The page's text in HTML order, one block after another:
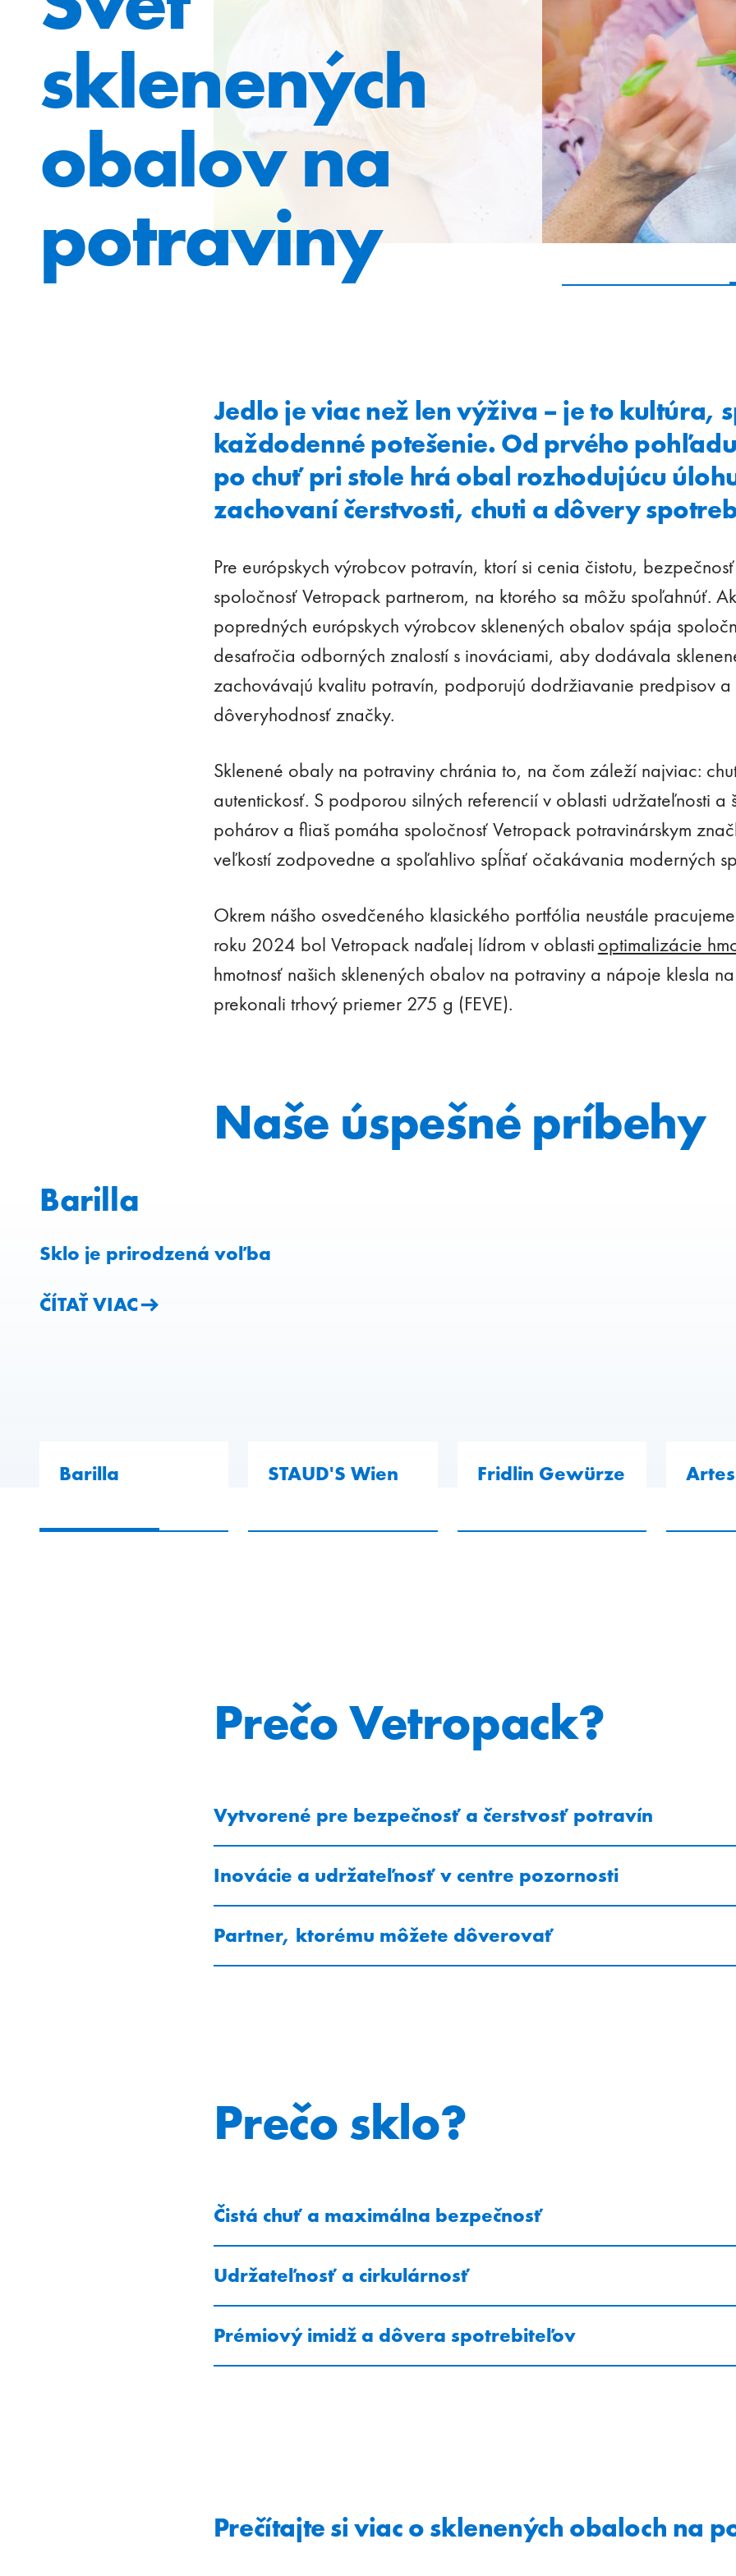
sklenených
obalov na
potraviny
Jedlo je viac než len výživa – je to kultúra,
každodenné potešenie. Od prvého
po chuť pri stole hrá obal rozhodujúcu
zachovaní čerstvosti, chuti a dôvery
Pre európskych výrobcov potravín, ktorí si cenia čistotu,
spoločnosť Vetropack partnerom, na ktorého sa môžu spoľahnúť.
popredných európskych výrobcov sklenených obalov spája
desaťročia odborných znalostí s inováciami, aby dodávala
zachovávajú kvalitu potravín, podporujú dodržiavanie predpisov a
dôveryhodnosť značky.
Sklenené obaly na potraviny chránia to, na čom záleží najviac:
autentickosť. S podporou silných referencií v oblasti udržateľnosti a
pohárov a fliaš pomáha spoločnosť Vetropack potravinárskym
veľkostí zodpovedne a spoľahlivo spĺňať očakávania moderných
Okrem nášho osvedčeného klasického portfólia neustále
roku 2024 bol Vetropack naďalej lídrom v oblasti optimalizácie
hmotnosť našich sklenených obalov na potraviny a nápoje klesla
prekonali trhový priemer 275 g (FEVE).
Naše úspešné príbehy
Barilla
Sklo je prirodzená voľba
ČÍTAŤ VIAC
ČÍTAŤ VIAC
Barilla STAUD'S Wien Fridlin Gewürze
Prečo Vetropack?
Vytvorené pre bezpečnosť a čerstvosť potravín
Inovácie a udržateľnosť v centre pozornosti
Partner, ktorému môžete dôverovať
Prečo sklo?
Čistá chuť a maximálna bezpečnosť
Udržateľnosť a cirkulárnosť
Prémiový imidž a dôvera spotrebiteľov
Prečítajte si viac o sklenených obaloch na